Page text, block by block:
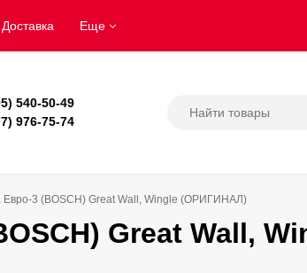
Доставка Еще
540-50-49
976-75-74
Евро-3 (BOSCH) Great Wall, Wingle (ОРИГИНАЛ)
Great Wall,